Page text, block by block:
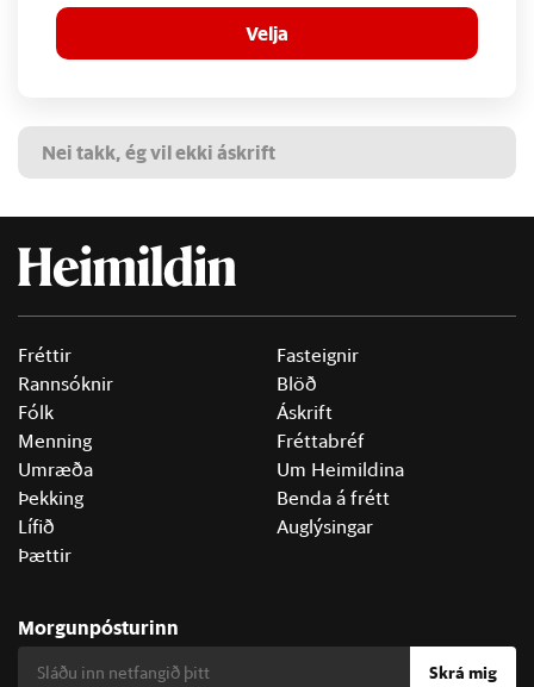
Velja
Nei takk, ég vil ekki áskrift
Fréttir
Rannsóknir
Fólk
Menning
Umræða
Þekking
Lífið
Þættir
Fasteignir
Blöð
Áskrift
Fréttabréf
Um Heimildina
Benda á frétt
Auglýsingar
Morgunpósturinn
Skrá mig